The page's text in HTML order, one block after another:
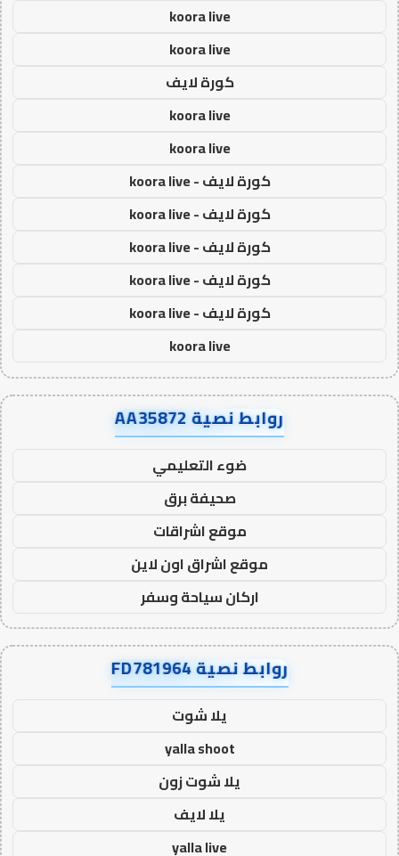
koora live
koora live
كورة لايف
koora live
koora live
كورة لايف - koora live
كورة لايف - koora live
كورة لايف - koora live
كورة لايف - koora live
كورة لايف - koora live
koora live
روابط نصية AA35872
ضوء التعليمي
صحيفة برق
موقع اشراقات
موقع اشراق اون لاين
اركان سياحة وسفر
روابط نصية FD781964
يلا شوت
yalla shoot
يلا شوت زون
يلا لايف
yalla live